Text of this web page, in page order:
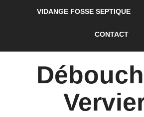
VIDANGE FOSSE SEPTIQUE
CONTACT